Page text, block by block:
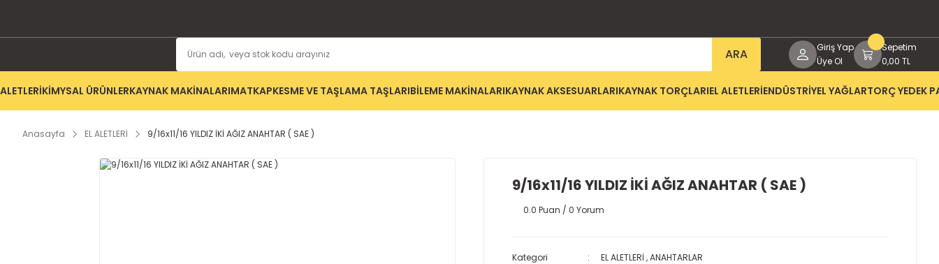
ARA
Giriş Yap
Üye Ol
Sepetim
0,00 TL
KİMYSAL ÜRÜNLERKAYNAK MAKİNALARIMATKAPKESME VE TAŞLAMA TAŞLARIBİLEME MAKİNALARIKAYNAK AKSESUARLARIKAYNAK TORÇLARIEL ALETLERİENDÜSTRİYEL YAĞLARTORÇ YEDEK
Anasayfa EL ALETLERİ 9/16x11/16 YILDIZ İKİ AĞIZ ANAHTAR ( SAE )
9/16x11/16 YILDIZ İKİ AĞIZ ANAHTAR ( SAE )
0.0 Puan / 0 Yorum
Kategori EL ALETLERİ ,ANAHTARLAR